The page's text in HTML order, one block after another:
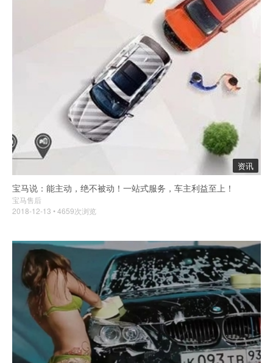
资讯
宝马说：能主动，绝不被动！一站式服务，车主利益至上！
宝马售后
2018-12-13 • 4659次浏览